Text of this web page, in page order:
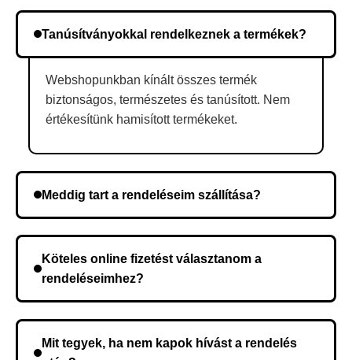
Tanúsítványokkal rendelkeznek a termékek?
Webshopunkban kínált összes termék
biztonságos, természetes és tanúsított. Nem
értékesítünk hamisított termékeket.
Meddig tart a rendeléseim szállítása?
kerül, és ez az időtartam függ a szállítási címtől.
Köteles online fizetést választanom a
rendeléseimhez?
Mit tegyek, ha nem kapok hívást a rendelés